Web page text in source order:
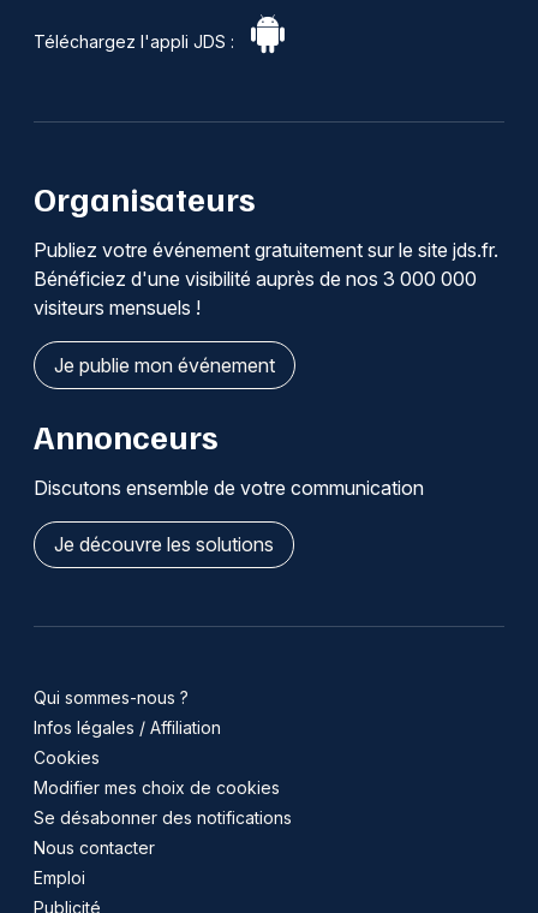
Téléchargez l'appli JDS :
Organisateurs
Publiez votre événement gratuitement sur le site jds.fr.
Bénéficiez d'une visibilité auprès de nos 3 000 000
visiteurs mensuels !
Je publie mon événement
Annonceurs
Discutons ensemble de votre communication
Je découvre les solutions
Qui sommes-nous ?
Infos légales / Affiliation
Cookies
Modifier mes choix de cookies
Se désabonner des notifications
Nous contacter
Emploi
Publicité